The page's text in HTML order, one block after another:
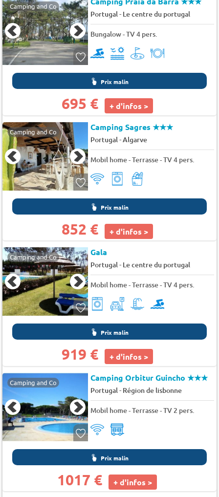
Camping and Co
Portugal- Le centre du portugal
Bungalow - TV 4 pers.
Prix malin
695 € + d'infos >
Camping and Co Camping Sagres★★★
Portugal-Algarve
Mobil home - Terrasse - TV 4 pers.
Prix malin
852 € + d'infos >
Camping and Co Gala
Portugal- Le centre du portugal
Mobil home - Terrasse - TV 4 pers.
Prix malin
919 € + d'infos >
Camping and Co Camping Orbitur Guincho★★★
Portugal- Région de lisbonne
Mobil home - Terrasse - TV 2 pers.
Prix malin
1017 € + d'infos >